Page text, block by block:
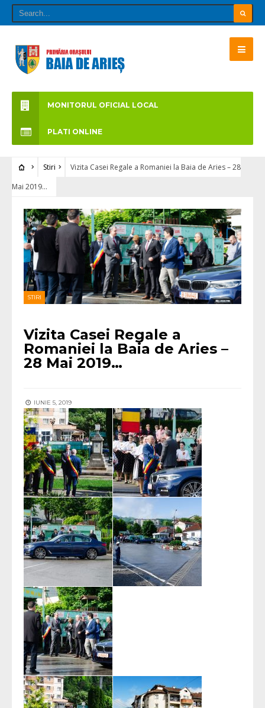
MONITORUL OFICIAL LOCAL
PLATI ONLINE
Stiri
Vizita Casei Regale a Romaniei la Baia de Aries – 28
Mai 2019…
STIRI
Vizita Casei Regale a
Romaniei la Baia de Aries –
28 Mai 2019…
IUNIE 5, 2019